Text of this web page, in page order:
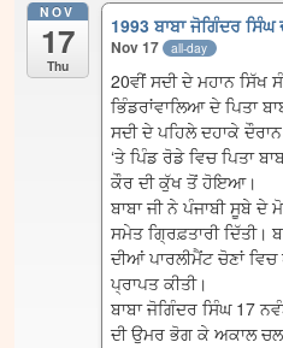
NOV
17
Thu
1993 ਬਾਬਾ ਜੋਗਿੰਦਰ ਸਿੰਘ
Nov 17 all-day
20ਵੀਂ ਸਦੀ ਦੇ ਮਹਾਨ ਸਿੱਖ
ਭਿੰਡਰਾਂਵਾਲਿਆ ਦੇ ਪਿਤਾ
ਸਦੀ ਦੇ ਪਹਿਲੇ ਦਹਾਕੇ
‘ਤੇ ਪਿੰਡ ਰੋਡੇ ਵਿਚ ਪਿਤਾ
ਕੌਰ ਦੀ ਕੁੱਖ ਤੋਂ ਹੋਇਆ।
ਬਾਬਾ ਜੀ ਨੇ ਪੰਜਾਬੀ ਸੂਬੇ
ਸਮੇਤ ਗ੍ਰਿਫ਼ਤਾਰੀ ਦਿੱਤੀ।
ਦੀਆਂ ਪਾਰਲੀਮੈਂਟ ਚੋਣਾਂ
ਪ੍ਰਾਪਤ ਕੀਤੀ।
ਬਾਬਾ ਜੋਗਿੰਦਰ ਸਿੰਘ 17
ਦੀ ਉਮਰ ਭੋਗ ਕੇ ਅਕਾਲ